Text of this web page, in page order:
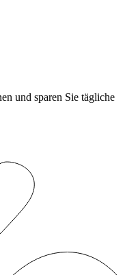
und sparen Sie tägliche